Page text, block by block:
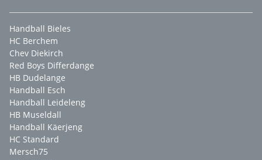
Handball Bieles
HC Berchem
Chev Diekirch
Red Boys Differdange
HB Dudelange
Handball Esch
Handball Leideleng
HB Museldall
Handball Käerjeng
HC Standard
Mersch75